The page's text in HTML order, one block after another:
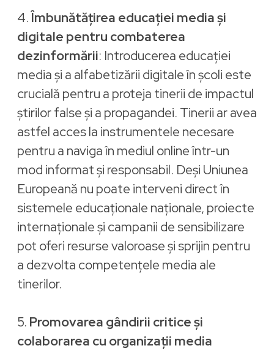
4.Îmbunătățirea educației media și
digitale pentru combaterea
dezinformării: Introducerea educației
media și a alfabetizării digitale în școli este
crucială pentru a proteja tinerii de impactul
știrilor false și a propagandei. Tinerii ar avea
astfel acces la instrumentele necesare
pentru a naviga în mediul online într-un
mod informat și responsabil. Deși Uniunea
Europeană nu poate interveni direct în
sistemele educaționale naționale, proiecte
internaționale și campanii de sensibilizare
pot oferi resurse valoroase și sprijin pentru
a dezvolta competențele media ale
tinerilor.
5. Promovarea gândirii critice și
colaborarea cu organizații media